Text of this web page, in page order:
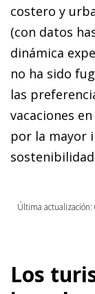
costero y
(con datos
dinámica
no ha sido
las
vacaciones
por la mayor
Última
Los